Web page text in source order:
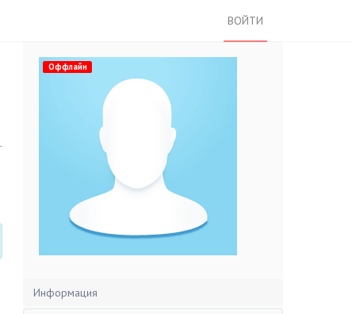
ВОЙТИ
Оффлайн
Информация